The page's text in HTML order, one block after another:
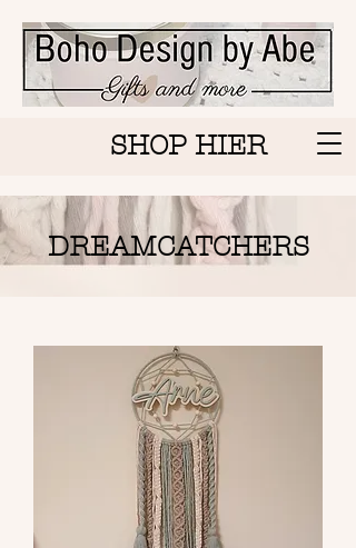
SHOP HIER
DREAMCATCHERS